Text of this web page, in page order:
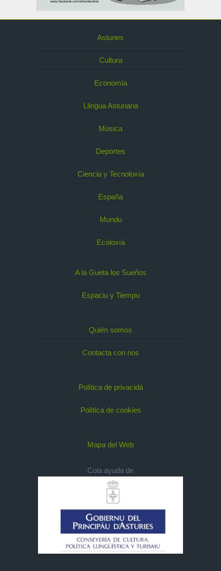
Asturies
Cultura
Economía
Llingua Asturiana
Música
Deportes
Ciencia y Tecnoloxía
España
Mundu
Ecoloxía
A la Gueta los Sueños
Espaciu y Tiempu
Quién somos
Contacta con nos
Política de privacidá
Política de cookies
Mapa del Web
Cola ayuda de